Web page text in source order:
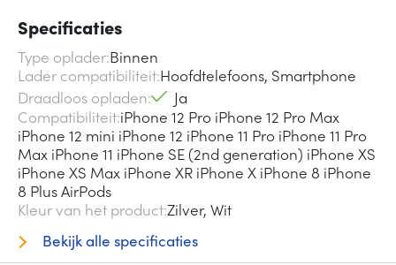
Specificaties
Type oplader Binnen
Lader compatibiliteit Hoofdtelefoons, Smartphone
Draadloos opladen
Ja
Compatibiliteit iPhone 12 Pro iPhone 12 Pro Max
iPhone 12 mini iPhone 12 iPhone 11 Pro iPhone 11 Pro
Max iPhone 11 iPhone SE (2nd generation) iPhone XS
iPhone XS Max iPhone XR iPhone X iPhone 8 iPhone
8 Plus AirPods
Kleur van het productZilver, Wit
Bekijk alle specificaties